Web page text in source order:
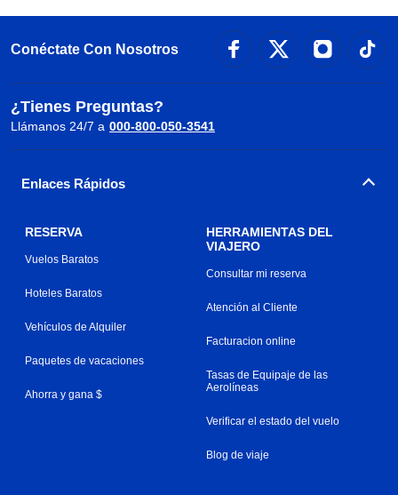
Conéctate Con Nosotros
¿Tienes Preguntas?
Llámanos 24/7 a 000-800-050-3541
Enlaces Rápidos
RESERVA
Vuelos Baratos
Hoteles Baratos
Vehículos de Alquiler
Paquetes de vacaciones
Ahorra y gana $
HERRAMIENTAS DEL
VIAJERO
Consultar mi reserva
Atención al Cliente
Facturacion online
Tasas de Equipaje de las
Aerolíneas
Verificar el estado del vuelo
Blog de viaje